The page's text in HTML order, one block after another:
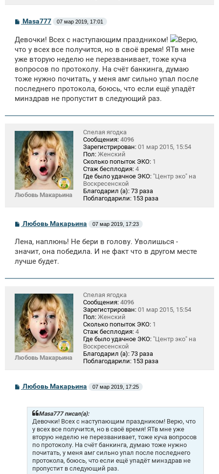
С
о
б
щ
е
н
и
Masa777 07 мар 2019, 17:01
Девочки! Всех с наступающим праздником!
Верю,
что у всех все получится, но в своё время! ЯТв мне
уже вторую неделю не перезванивает, тоже куча
вопросов по протоколу. На счёт банкинга, думаю
тоже нужно почитать, у меня амг сильно упал после
последнего протокола, боюсь, что если ещё упадёт
минздрав не пропустит в следующий раз.
Любовь Макарьина
Спелая ягодка
Сообщения: 4096
Зарегистрирован: 01 мар 2015, 15:54
Пол: Женский
Сколько попыток ЭКО: 1
Стаж бесплодия: 4
Где было удачное ЭКО: "Центр эко" на
Воскресенской
Благодарил (а): 73 раза
Поблагодарили: 153 раза
С
о
б
щ
н
е
Любовь Макарьина 07 мар 2019, 17:23
Лена, наплюнь! Не бери в голову. Уволишься -
значит, она победила. И не факт что в другом месте
лучше будет.
Любовь Макарьина
Спелая ягодка
Сообщения: 4096
Зарегистрирован: 01 мар 2015, 15:54
Пол: Женский
Сколько попыток ЭКО: 1
Стаж бесплодия: 4
Где было удачное ЭКО: "Центр эко" на
Воскресенской
Благодарил (а): 73 раза
Поблагодарили: 153 раза
С
о
Любовь Макарьина 07 мар 2019, 17:25
Masa777 писал(а):
Девочки! Всех с наступающим праздником! Верю, что
у всех все получится, но в своё время! ЯТв мне уже
вторую неделю не перезванивает, тоже куча вопросов
по протоколу. На счёт банкинга, думаю тоже нужно
почитать, у меня амг сильно упал после последнего
протокола, боюсь, что если ещё упадёт минздрав не
пропустит в следующий раз.